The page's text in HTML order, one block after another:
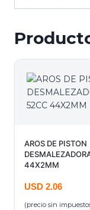
AROS DE PISTON
44X2MM
USD 2.06
(precio sin